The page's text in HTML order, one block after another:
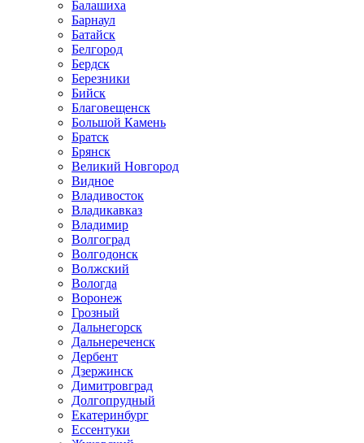
Балашиха
Барнаул
Батайск
Белгород
Бердск
Березники
Бийск
Благовещенск
Большой Камень
Братск
Брянск
Великий Новгород
Видное
Владивосток
Владикавказ
Владимир
Волгоград
Волгодонск
Волжский
Вологда
Воронеж
Грозный
Дальнегорск
Дальнереченск
Дербент
Дзержинск
Димитровград
Долгопрудный
Екатеринбург
Ессентуки